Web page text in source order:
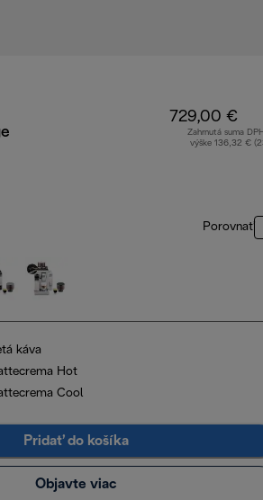
729,00 €
Zahrnutá suma
výške 136,32 €
Porovnať
káva
Hot
Cool
Pridať do košíka
Objavte viac